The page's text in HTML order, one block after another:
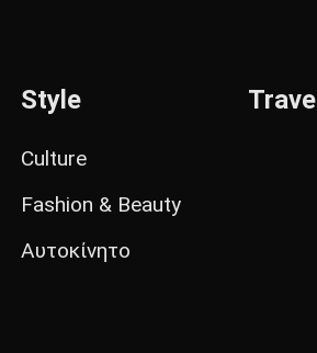
Style
Culture
Fashion & Beauty
Αυτοκίνητο
Travel